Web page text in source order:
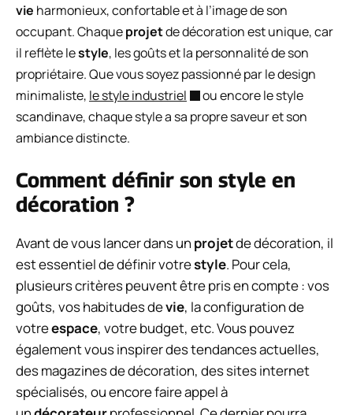
vie harmonieux, confortable et à l’image de son
occupant. Chaqueprojetde décoration est unique, car
il reflète lestyle, les goûts et la personnalité de son
propriétaire. Que vous soyez passionné par le design
minimaliste, le style industriel
ou encore le style
scandinave, chaque style a sa propre saveur et son
ambiance distincte.
Comment définir son style en
décoration ?
Avant de vous lancer dans un projetde décoration, il
est essentiel de définir votrestyle. Pour cela,
plusieurs critères peuvent être pris en compte : vos
goûts, vos habitudes devie, la configuration de
votreespace, votre budget, etc. Vous pouvez
également vous inspirer des tendances actuelles,
des magazines de décoration, des sites internet
spécialisés, ou encore faire appel à